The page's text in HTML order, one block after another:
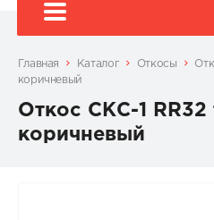
Главная Каталог Откосы
коричневый
Откос СКС-1 RR32
коричневый